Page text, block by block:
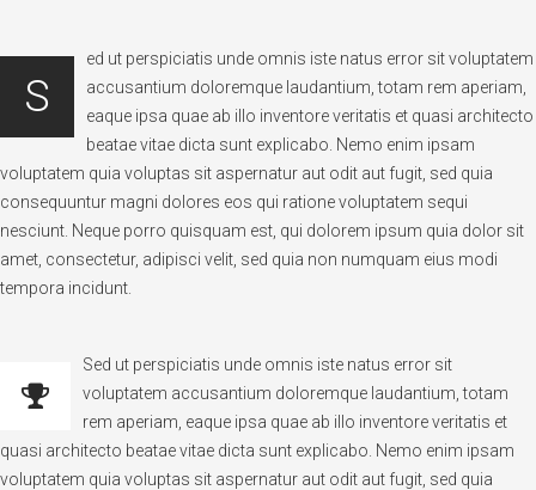
S
ed ut perspiciatis unde omnis iste natus error sit voluptatem
accusantium doloremque laudantium, totam rem aperiam,
eaque ipsa quae ab illo inventore veritatis et quasi architecto
beatae vitae dicta sunt explicabo. Nemo enim ipsam
voluptatem quia voluptas sit aspernatur aut odit aut fugit, sed quia
consequuntur magni dolores eos qui ratione voluptatem sequi
nesciunt. Neque porro quisquam est, qui dolorem ipsum quia dolor sit
amet, consectetur, adipisci velit, sed quia non numquam eius modi
tempora incidunt.
Sed ut perspiciatis unde omnis iste natus error sit
voluptatem accusantium doloremque laudantium, totam
rem aperiam, eaque ipsa quae ab illo inventore veritatis et
quasi architecto beatae vitae dicta sunt explicabo. Nemo enim ipsam
voluptatem quia voluptas sit aspernatur aut odit aut fugit, sed quia